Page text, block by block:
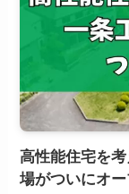
高性能住宅を
場がついにオー